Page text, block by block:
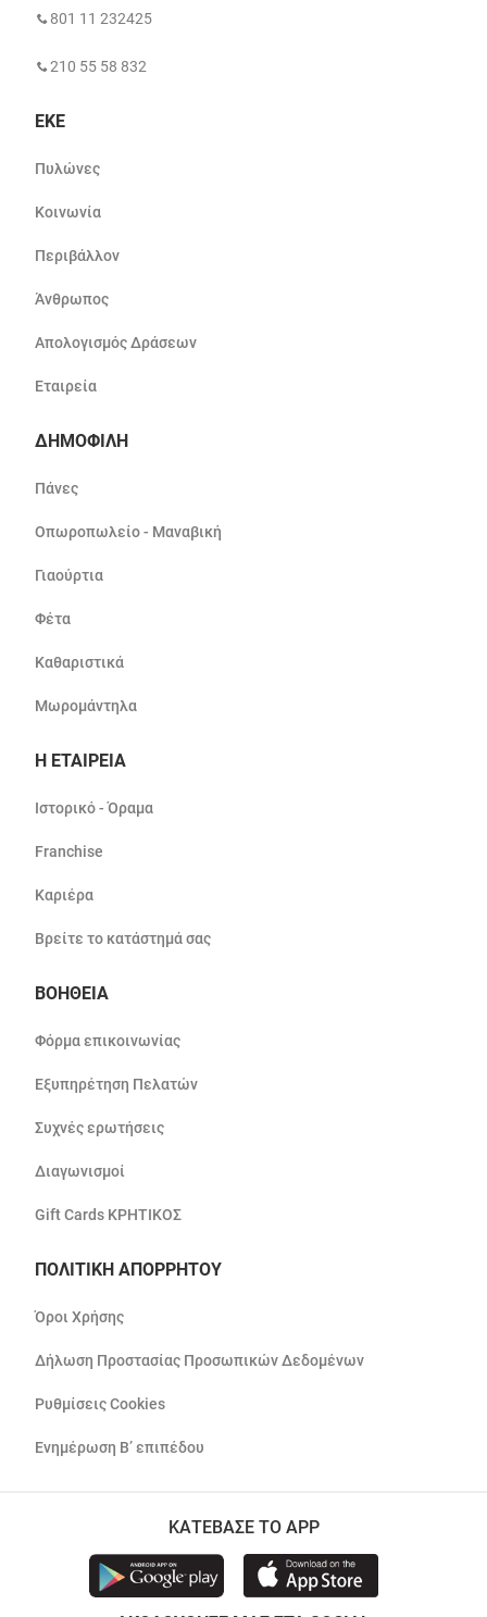
801 11 232425
210 55 58 832
ΕΚΕ
Πυλώνες
Κοινωνία
Περιβάλλον
Άνθρωπος
Απολογισμός Δράσεων
Εταιρεία
ΔΗΜΟΦΙΛΗ
Πάνες
Οπωροπωλείο - Μαναβική
Γιαούρτια
Φέτα
Καθαριστικά
Μωρομάντηλα
Η ΕΤΑΙΡΕΙΑ
Ιστορικό - Όραμα
Franchise
Καριέρα
Βρείτε το κατάστημά σας
ΒΟΗΘΕΙΑ
Φόρμα επικοινωνίας
Εξυπηρέτηση Πελατών
Συχνές ερωτήσεις
Διαγωνισμοί
Gift Cards ΚΡΗΤΙΚΟΣ
ΠΟΛΙΤΙΚΗ ΑΠΟΡΡΗΤΟΥ
Όροι Χρήσης
Δήλωση Προστασίας Προσωπικών Δεδομένων
Ρυθμίσεις Cookies
Ενημέρωση Β’ επιπέδου
ΚΑΤΕΒΑΣΕ ΤΟ APP